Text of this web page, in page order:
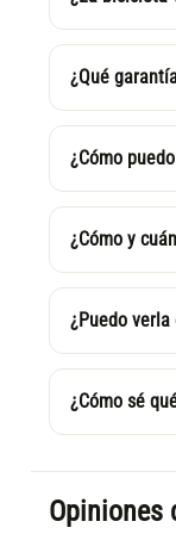
¿Qué
¿Cómo
¿Cómo y
¿Puedo
¿Cómo sé
Opiniones